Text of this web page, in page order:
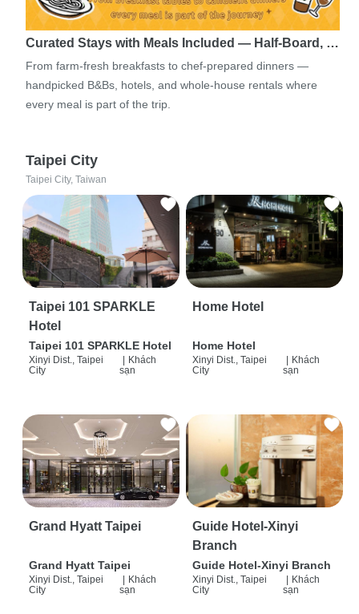
Curated Stays with Meals Included — Half-Board, …
From farm-fresh breakfasts to chef-prepared dinners —
handpicked B&Bs, hotels, and whole-house rentals where
every meal is part of the trip.
Taipei City
Taipei City, Taiwan
Taipei 101 SPARKLE
Hotel
Taipei 101 SPARKLE Hotel
Xinyi Dist., Taipei
City
Khách
sạn
Home Hotel
Home Hotel
Xinyi Dist., Taipei
City
Khách
sạn
Grand Hyatt Taipei
Grand Hyatt Taipei
Xinyi Dist., Taipei
City
Khách
sạn
Guide Hotel-Xinyi
Branch
Guide Hotel-Xinyi Branch
Xinyi Dist., Taipei
City
Khách
sạn